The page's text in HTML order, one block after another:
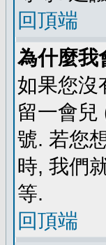
回頂端
為什麼我
如果您沒
留一會兒
號. 若您
時, 我們
等.
回頂端